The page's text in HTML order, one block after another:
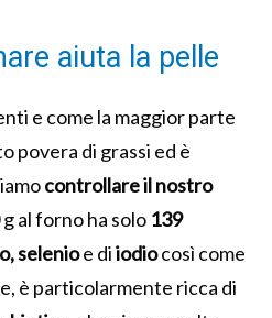
aiuta la pelle
e come la maggior parte
povera di grassi ed è
controllare il nostro
al forno ha solo 139
selenioe diiodiocosì come
è particolarmente ricca di